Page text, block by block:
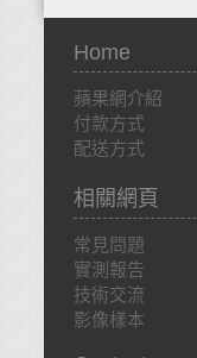
Home
蘋果網介紹
付款方式
配送方式
相關網頁
常見問題
實測報告
技術交流
影像樣本